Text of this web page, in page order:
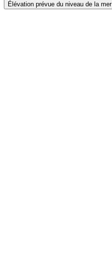
Élévation prévue du niveau de la mer